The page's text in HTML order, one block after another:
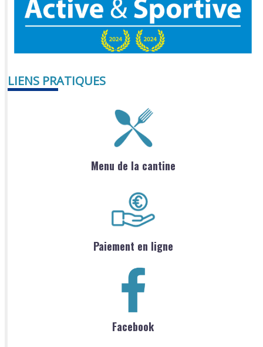
LIENS PRATIQUES
Menu de la cantine
Paiement en ligne
Facebook